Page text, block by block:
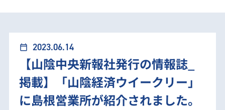
【山陰中央新報社発行の情報誌_掲載】「山陰経済
ウイークリー」に島根営業所が紹介されました。
calendar_today 2023.06.14
【山陰中央新報社発行の情報誌_
掲載】「山陰経済ウイークリー」
に島根営業所が紹介されました。